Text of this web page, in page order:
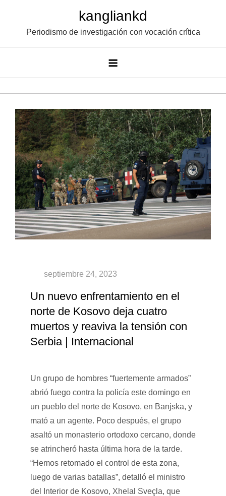
contenido
kangliankd
Periodismo de investigación con vocación crítica
Un nuevo enfrentamiento en el
norte de Kosovo deja cuatro
muertos y reaviva la tensión con
Serbia | Internacional
Un grupo de hombres “fuertemente armados”
abrió fuego contra la policía este domingo en
un pueblo del norte de Kosovo, en Banjska, y
mató a un agente. Poco después, el grupo
asaltó un monasterio ortodoxo cercano, donde
se atrincheró hasta última hora de la tarde.
“Hemos retomado el control de esta zona,
luego de varias batallas”, detalló el ministro
del Interior de Kosovo, Xhelal Sveçla, que